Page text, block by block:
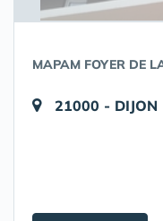
MAPAM FOYER DE
21000 - DIJON